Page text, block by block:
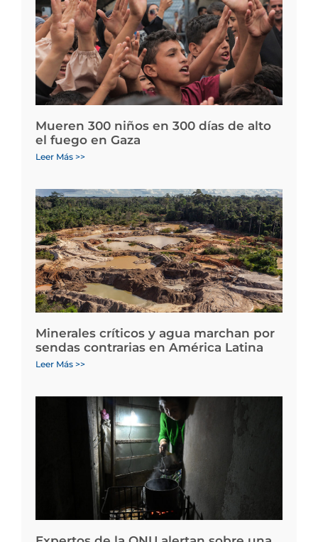
Mueren 300 niños en 300 días de alto
el fuego en Gaza
Leer Más >>
Minerales críticos y agua marchan por
sendas contrarias en América Latina
Leer Más >>